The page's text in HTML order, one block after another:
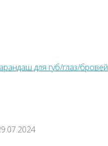
для губ/глаз/бровей